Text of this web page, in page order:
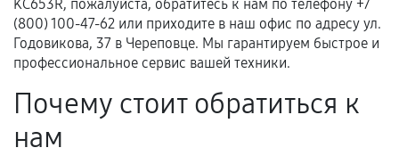
соблюдены следующие условия:
Предоставленные детали подходят по
техническим параметрам и не имеют внешних
Установка была выполнена нашим сервисным
KC653R, пожалуйста, обратитесь к нам по телефону +7
(800) 100-47-62 или приходите в наш офис по адресу ул.
Годовикова, 37 в Череповце. Мы гарантируем быстрое и
профессиональное сервис вашей техники.
Почему стоит обратиться к
нам